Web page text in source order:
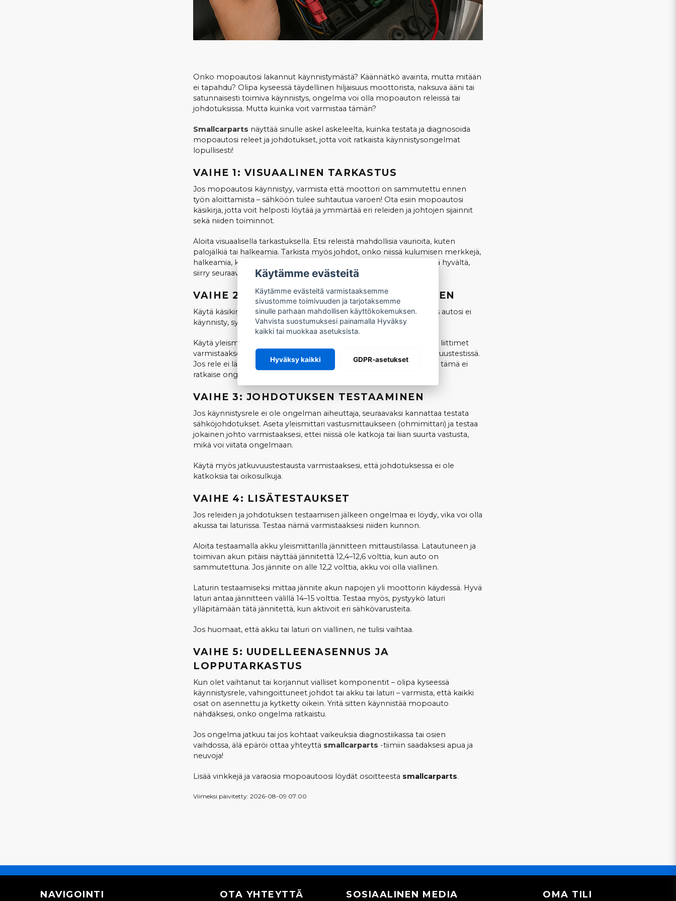
Onko mopoautosi lakannut käynnistymästä? Käännätkö avainta, mutta mitään
ei tapahdu? Olipa kyseessä täydellinen hiljaisuus moottorista, naksuva ääni tai
satunnaisesti toimiva käynnistys, ongelma voi olla mopoauton releissä tai
johdotuksissa. Mutta kuinka voit varmistaa tämän?
Smallcarparts näyttää sinulle askel askeleelta, kuinka testata ja diagnosoida
mopoautosi releet ja johdotukset, jotta voit ratkaista käynnistysongelmat
lopullisesti!
VAIHE 1: VISUAALINEN TARKASTUS
Jos mopoautosi käynnistyy, varmista että moottori on sammutettu ennen
työn aloittamista – sähköön tulee suhtautua varoen! Ota esiin mopoautosi
käsikirja, jotta voit helposti löytää ja ymmärtää eri releiden ja johtojen sijainnit
sekä niiden toiminnot.
Aloita visuaalisella tarkastuksella. Etsi releistä mahdollisia vaurioita, kuten
palojälkiä tai halkeamia. Tarkista myös johdot, onko niissä kulumisen merkkejä,
halkeamia, korroosiota tai vaurioitunutta eristettä. Jos kaikki näyttää hyvältä,
siirry seuraavaan vaiheeseen.
VAIHE 2: KÄYNNISTYSRELEEN TESTAAMINEN
Käytä käsikirjaa paikantaaksesi käynnistysreleen mopoautostasi. Jos autosi ei
käynnisty, syy voi olla tässä releessä.
Käytä yleismittaria asetettuna jatkuvuustestaukseen ja testaa releen liittimet
varmistaaksesi, että se toimii oikein. Toimiva rele antaa äänen jatkuvuustestissä.
Jos rele ei läpäise testiä, se voi olla viallinen ja kannattaa vaihtaa. Jos tämä ei
ratkaise ongelmaa, siirry johdotusten testaamiseen.
VAIHE 3: JOHDOTUKSEN TESTAAMINEN
Jos käynnistysrele ei ole ongelman aiheuttaja, seuraavaksi kannattaa testata
sähköjohdotukset. Aseta yleismittari vastusmittaukseen (ohmimittari) ja testaa
jokainen johto varmistaaksesi, ettei niissä ole katkoja tai liian suurta vastusta,
mikä voi viitata ongelmaan.
Käytä myös jatkuvuustestausta varmistaaksesi, että johdotuksessa ei ole
katkoksia tai oikosulkuja.
VAIHE 4: LISÄTESTAUKSET
Jos releiden ja johdotuksen testaamisen jälkeen ongelmaa ei löydy, vika voi olla
akussa tai laturissa. Testaa nämä varmistaaksesi niiden kunnon.
Aloita testaamalla akku yleismittarilla jännitteen mittaustilassa. Latautuneen ja
toimivan akun pitäisi näyttää jännitettä 12,4–12,6 volttia, kun auto on
sammutettuna. Jos jännite on alle 12,2 volttia, akku voi olla viallinen.
Laturin testaamiseksi mittaa jännite akun napojen yli moottorin käydessä. Hyvä
laturi antaa jännitteen välillä 14–15 volttia. Testaa myös, pystyykö laturi
ylläpitämään tätä jännitettä, kun aktivoit eri sähkövarusteita.
Jos huomaat, että akku tai laturi on viallinen, ne tulisi vaihtaa.
VAIHE 5: UUDELLEENASENNUS JA
LOPPUTARKASTUS
Kun olet vaihtanut tai korjannut vialliset komponentit – olipa kyseessä
käynnistysrele, vahingoittuneet johdot tai akku tai laturi – varmista, että kaikki
osat on asennettu ja kytketty oikein. Yritä sitten käynnistää mopoauto
nähdäksesi, onko ongelma ratkaistu.
Jos ongelma jatkuu tai jos kohtaat vaikeuksia diagnostiikassa tai osien
vaihdossa, älä epäröi ottaa yhteyttä smallcarparts -tiimiin saadaksesi apua ja
neuvoja!
Lisää vinkkejä ja varaosia mopoautoosi löydät osoitteesta smallcarparts.
Viimeksi päivitetty: 2026-08-09 07:00
NAVIGOINTI OTA YHTEYTTÄ SOSIAALINEN MEDIA OMA TILI
Käytämme evästeitä
Käytämme evästeitä varmistaaksemme
sivustomme toimivuuden ja tarjotaksemme
sinulle parhaan mahdollisen käyttökokemuksen.
Vahvista suostumuksesi painamalla Hyväksy
kaikki tai muokkaa asetuksista.
Hyväksy kaikki GDPR-asetukset